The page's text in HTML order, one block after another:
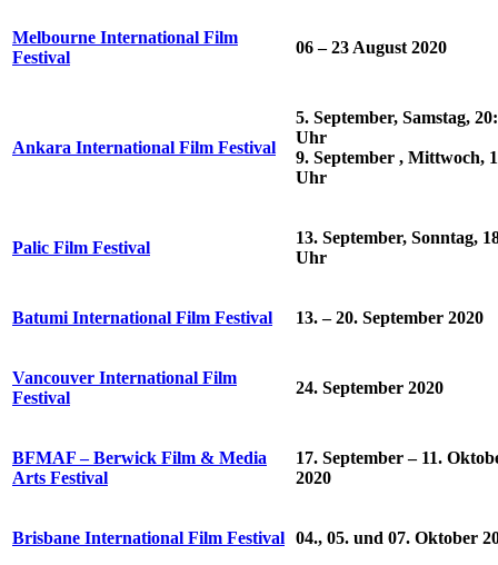
Melbourne International Film
Festival
06 – 23 August 2020
Ankara International Film Festival
5. September, Samstag,
Uhr
9. September , Mittwoch,
Uhr
Palic Film Festival
13. September, Sonntag,
Uhr
Batumi International Film Festival 13. – 20. September 2020
Vancouver International Film
Festival
24. September 2020
BFMAF – Berwick Film & Media
Arts Festival
17. September – 11.
2020
Brisbane International Film Festival 04., 05. und 07. Oktober